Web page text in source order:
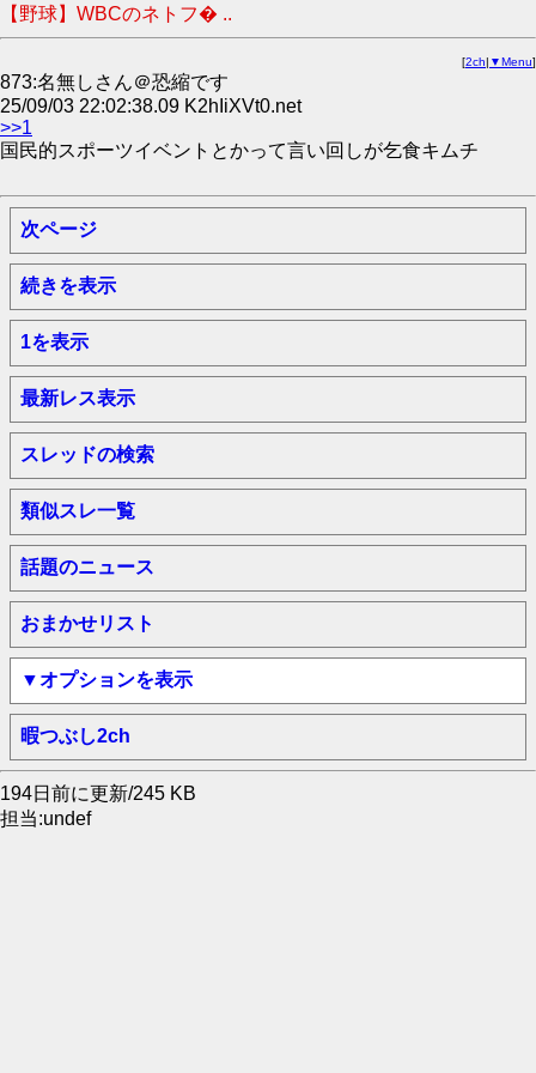
【野球】WBCのネトフ� ..
[2ch| ▼Menu]
873:名無しさん＠恐縮です
25/09/03 22:02:38.09 K2hIiXVt0.net
>>1
国民的スポーツイベントとかって言い回しが乞食キムチ
次ページ
続きを表示
1を表示
最新レス表示
スレッドの検索
類似スレ一覧
話題のニュース
おまかせリスト
▼オプションを表示
暇つぶし2ch
194日前に更新/245 KB
担当:undef